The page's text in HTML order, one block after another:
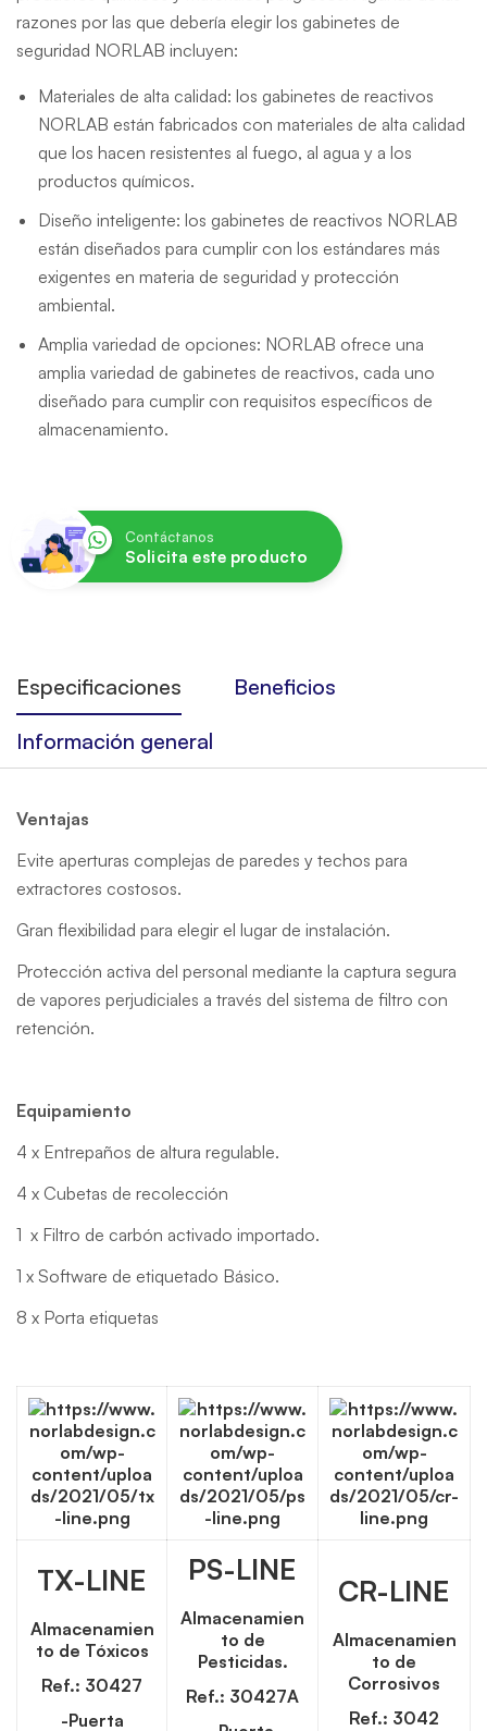
razones por las que debería elegir los gabinetes de
seguridad NORLAB incluyen:
Materiales de alta calidad: los gabinetes de reactivos
NORLAB están fabricados con materiales de alta calidad
que los hacen resistentes al fuego, al agua y a los
productos químicos.
Diseño inteligente: los gabinetes de reactivos NORLAB
están diseñados para cumplir con los estándares más
exigentes en materia de seguridad y protección
ambiental.
Amplia variedad de opciones: NORLAB ofrece una
amplia variedad de gabinetes de reactivos, cada uno
diseñado para cumplir con requisitos específicos de
almacenamiento.
Contáctanos
Solicita este producto
Especificaciones
Beneficios
Información general
Ventajas
Evite aperturas complejas de paredes y techos para
extractores costosos.
Gran ﬂexibilidad para elegir el lugar de instalación.
Protección activa del personal mediante la captura segura
de vapores perjudiciales a través del sistema de ﬁltro con
retención.
Equipamiento
4 x Entrepaños de altura regulable.
4 x Cubetas de recolección
1 x Filtro de carbón activado importado.
1 x Software de etiquetado Básico.
8 x Porta etiquetas
TX-LINE
Almacenamien
to de Tóxicos
Ref.: 30427
-Puerta
PS-LINE
Almacenamien
to de
Pesticidas.
Ref.: 30427A
CR-LINE
Almacenamien
to de
Corrosivos
Ref.: 3042